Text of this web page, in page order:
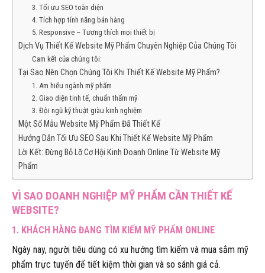
3. Tối ưu SEO toàn diện
4. Tích hợp tính năng bán hàng
5. Responsive – Tương thích mọi thiết bị
Dịch Vụ Thiết Kế Website Mỹ Phẩm Chuyên Nghiệp Của Chúng Tôi
Cam kết của chúng tôi:
Tại Sao Nên Chọn Chúng Tôi Khi Thiết Kế Website Mỹ Phẩm?
1. Am hiểu ngành mỹ phẩm
2. Giao diện tinh tế, chuẩn thẩm mỹ
3. Đội ngũ kỹ thuật giàu kinh nghiệm
Một Số Mẫu Website Mỹ Phẩm Đã Thiết Kế
Hướng Dẫn Tối Ưu SEO Sau Khi Thiết Kế Website Mỹ Phẩm
Lời Kết: Đừng Bỏ Lỡ Cơ Hội Kinh Doanh Online Từ Website Mỹ
Phẩm
VÌ SAO DOANH NGHIỆP MỸ PHẨM CẦN THIẾT KẾ
WEBSITE?
1. KHÁCH HÀNG ĐANG TÌM KIẾM MỸ PHẨM ONLINE
Ngày nay, người tiêu dùng có xu hướng tìm kiếm và mua sắm mỹ
phẩm trực tuyến để tiết kiệm thời gian và so sánh giá cả.